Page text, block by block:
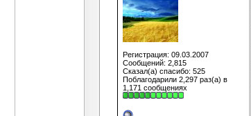
Регистрация: 09.03.2007
Сообщений: 2,815
Сказал(а) спасибо: 525
Поблагодарили 2,297 раз(а) в
1,171 сообщениях